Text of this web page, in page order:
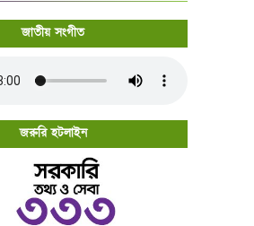
জাতীয় সংগীত
জরুরি হটলাইন